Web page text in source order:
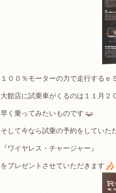
１００％モーターの力で走行するｅ
大館店に試乗車がくるのは１１月２
早く乗ってみたいものです
そして今なら試乗の予約をしていた
『ワイヤレス・チャージャー』
をプレゼントさせていただきます